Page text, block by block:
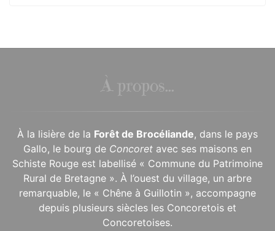
À propos...
À la lisière de la Forêt de Brocéliande, dans le pays
Gallo, le bourg de Concoret avec ses maisons en
Schiste Rouge est labellisé « Commune du Patrimoine
Rural de Bretagne ». À l’ouest du village, un arbre
remarquable, le « Chêne à Guillotin », accompagne
depuis plusieurs siècles les Concoretois et
Concoretoises.